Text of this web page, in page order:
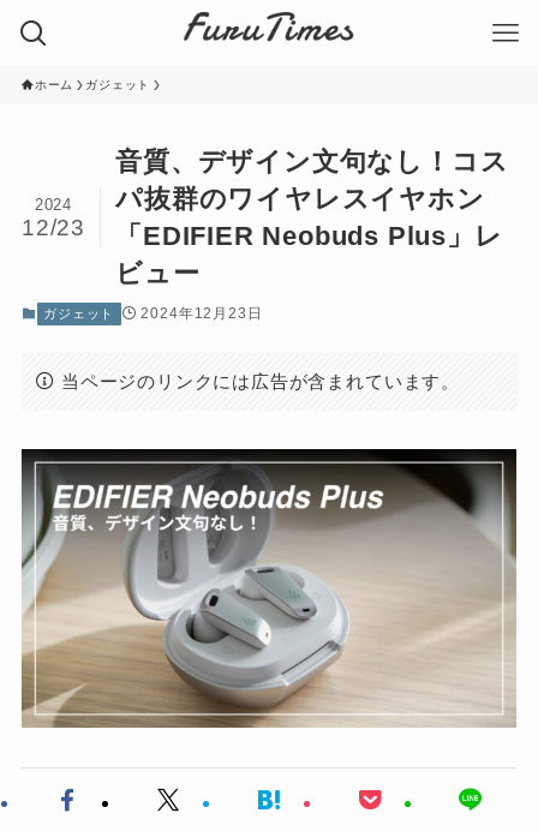
ホーム ガジェット
音質、デザイン文句なし！コス
パ抜群のワイヤレスイヤホン
「EDIFIER Neobuds Plus」レ
ビュー
2024
12/23
ガジェット 2024年12月23日
当ページのリンクには広告が含まれています。